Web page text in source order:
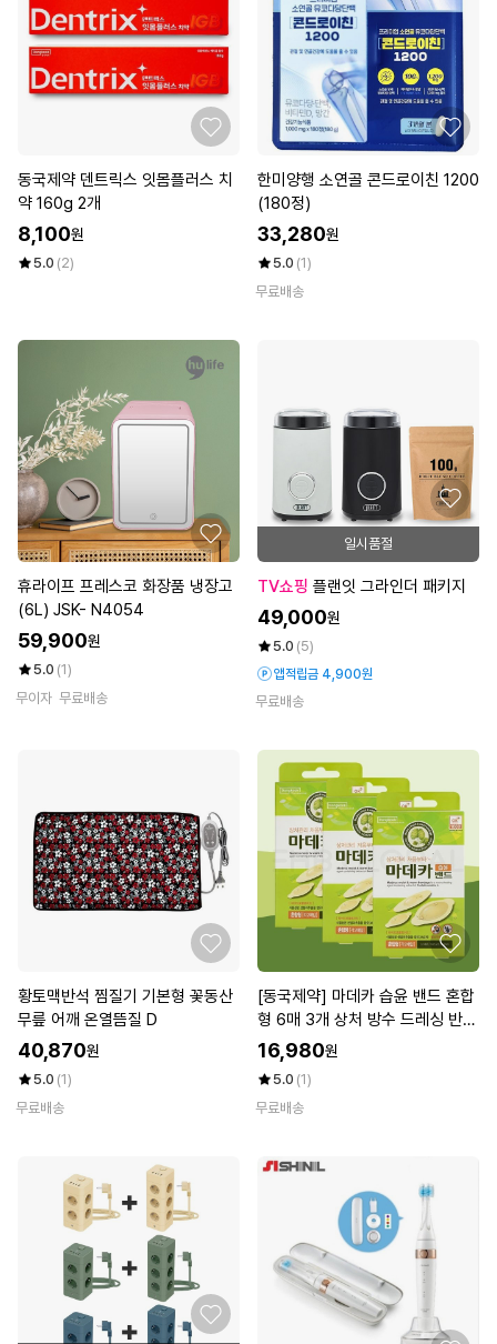
동국제약 덴트릭스 잇몸플러스 치
약 160g 2개
8,100원
5.0 (2)
한미양행 소연골 콘드로이친 1200
(180정)
33,280원
5.0 (1)
무료배송
휴라이프 프레스코 화장품 냉장고
(6L) JSK- N4054
59,900원
5.0 (1)
무이자 무료배송
일시품절
TV쇼핑 플랜잇 그라인더 패키지
49,000원
5.0 (5)
앱적립금 4,900원
무료배송
황토맥반석 찜질기 기본형 꽃동산
무릎 어깨 온열뜸질 D
40,870원
5.0 (1)
무료배송
[동국제약] 마데카 습윤 밴드 혼합
형 6매 3개 상처 방수 드레싱 반창
고 마데카솔
16,980원
5.0 (1)
무료배송